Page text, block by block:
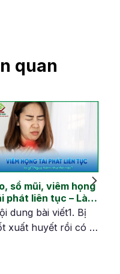
quan
sổ mũi, viêm họng
phát liên tục – Làm
để chặn từ gốc?
dung bài viết1. Bị
xuất huyết rồi có bị